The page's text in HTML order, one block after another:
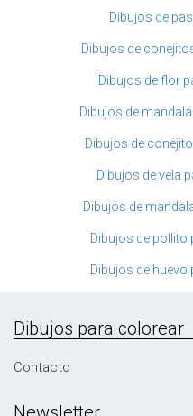
Dibujos de
Dibujos de
Dibujos de flor
Dibujos de
Dibujos de
Dibujos de vela
Dibujos de
Dibujos de
Dibujos de
Dibujos para colorear
Contacto